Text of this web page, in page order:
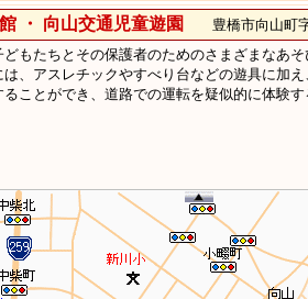
・ 向山交通児童遊園 豊橋市向山町
もたちとその保護者のためのさまざまなあ
、アスレチックやすべり台などの遊具に加
ことができ、道路での運転を疑似的に体験